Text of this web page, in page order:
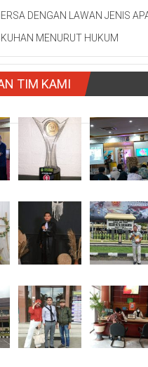
DENGAN LAWAN JENIS
MENURUT HUKUM
TIM KAMI